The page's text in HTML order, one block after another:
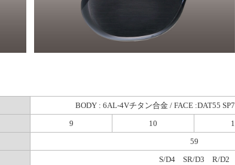
BODY : 6AL‑4Vチタン合金 / FACE :DAT55
9 10
59
S/D4 SR/D3 R/D2